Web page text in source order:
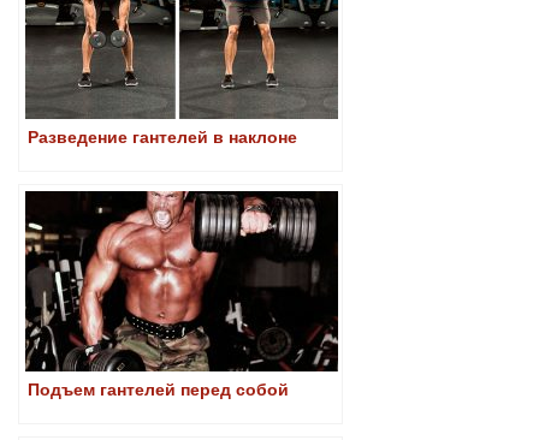
Разведение гантелей в наклоне
Подъем гантелей перед собой